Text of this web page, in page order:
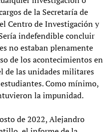
de la Secretaría de
Centro de Investigación y
indefendible concluir
no estaban plenamente
de los acontecimientos en
de las unidades militares
Como mínimo,
la impunidad.
de 2022, Alejandro